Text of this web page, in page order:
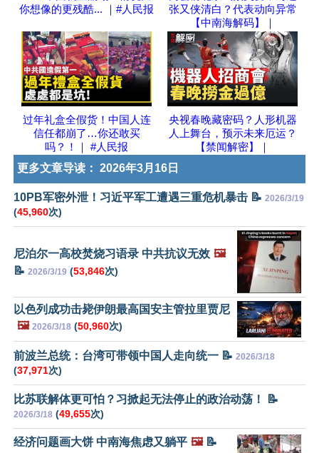
你想像的更残酷... ｜#人民报
张又侠清白？代表动向异常
【中南海解码】｜
过年礼盒全假货！中国人连
信任都崩了…你还敢买
吗？！｜ #人民报
央视春晚藏密码？人形机器
人上舞台，预示未来厄运？
【禁闻解密】｜
更多文章导读： 2026年3月16日
10PB军密外泄！习近平军工遭遇三重危机暴击 📝 2026/3/19
(45,960次)
尼泊尔一高校焚烧习语录 中共抗议无效 🖼️
📝 2026/3/19 (53,846次)
以色列成功击毙伊朗最高国安主管拉里贾尼
🖼️ 2026/3/18 (50,960次)
前波兰总统：台湾可带领中国人走向统一 📝 2026/3/18
(37,971次)
比苏联解体更可怕？习掀起无法停止的政治动荡！ 📝
2026/3/18 (49,655次)
经济问题画大饼 中南海焦虑又躺平 🖼️📝